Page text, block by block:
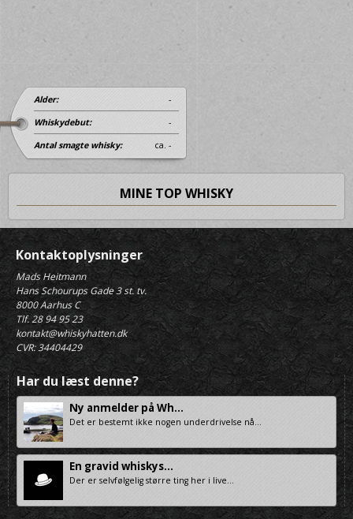
Alder: -
Whiskydebut: -
Antal smagte whisky: ca. -
MINE TOP WHISKY
Kontaktoplysninger
Mads Heitmann
Hans Schourups Gade 3 st. tv.
8000 Aarhus C
Tlf. 28 94 95 23
kontakt@whiskyhatten.dk
CVR: 34404429
Har du læst denne?
Ny anmelder på Wh...
Det er bestemt ikke nogen underdrivelse nå...
En gravid whiskys...
Der er selvfølgelig større ting her i live...